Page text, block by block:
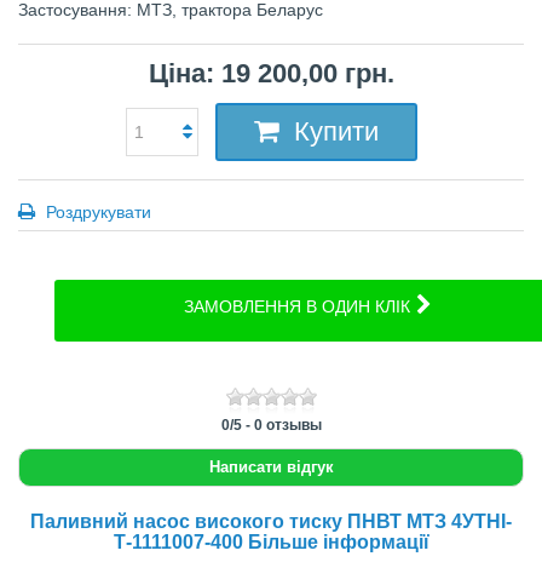
Застосування: МТЗ, трактора Беларус
Ціна: 19 200,00 грн.
Купити
Роздрукувати
ЗАМОВЛЕННЯ В ОДИН КЛІК
0/5- 0отзывы
Написати відгук
Паливний насос високого тиску ПНВТ МТЗ 4УТНІ-
Т-1111007-400 Більше інформації